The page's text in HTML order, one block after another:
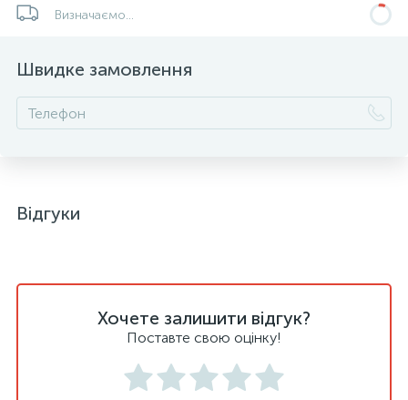
Визначаємо...
Швидке замовлення
Відгуки
Хочете залишити відгук?
Поставте свою оцінку!